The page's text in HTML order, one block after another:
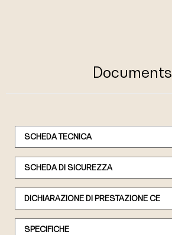
Documents
SCHEDA TECNICA
SCHEDA DI SICUREZZA
DICHIARAZIONE DI PRESTAZIONE CE
SPECIFICHE